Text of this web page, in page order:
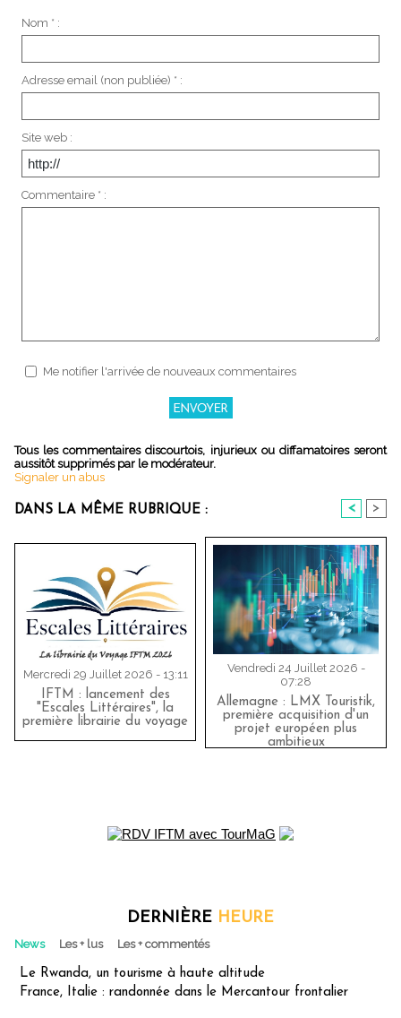
Nom * :
Adresse email (non publiée) * :
Site web :
Commentaire * :
Me notifier l'arrivée de nouveaux commentaires
Tous les commentaires discourtois, injurieux ou diffamatoires seront
aussitôt supprimés par le modérateur.
Signaler un abus
DANS LA MÊME RUBRIQUE : < >
Mercredi 29 Juillet 2026 - 13:11
IFTM : lancement des
"Escales Littéraires", la
première librairie du voyage
Vendredi 24 Juillet 2026 -
07:28
Allemagne : LMX Touristik,
première acquisition d'un
projet européen plus
ambitieux
DERNIÈRE HEURE
News Les + lus Les + commentés
Le Rwanda, un tourisme à haute altitude
France, Italie : randonnée dans le Mercantour frontalier